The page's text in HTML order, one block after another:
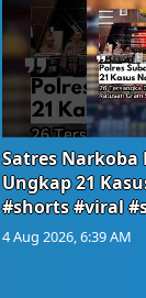
Satres Narkoba
Ungkap 21
#shorts #viral
4 Aug 2026, 6:39 AM